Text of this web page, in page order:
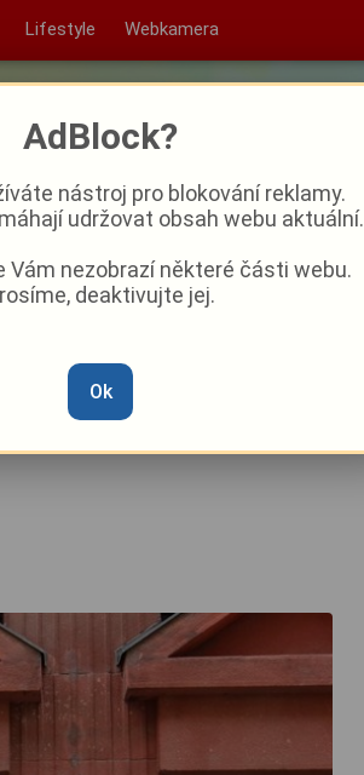
Lifestyle Webkamera
roce
prohlášení,
AdBlock?
nástroj pro blokování reklamy.
udržovat obsah webu aktuální.
Vám nezobrazí některé části webu.
deaktivujte jej.
Ok